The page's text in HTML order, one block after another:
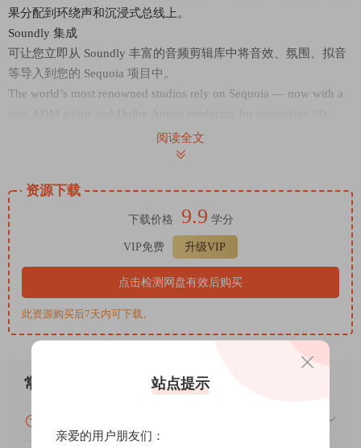
果分配到环绕声和沉浸式总线上。
Soundly 集成
可让您立即从 Soundly 丰富的音频剪辑库中将音效、氛围、拟音
等导入到您的 Sequoia 项目中。
The world’s most renowned studios rely on Sequoia — now with a
audio productions. Broadcasters and top sound engineers trust its
reliability, intuitive workflow, and flexible integration in the studio
New for 2026
New Video Engine
GPU-accelerated video engine provides smoother playback, better
performance, and support for popular codecs (AVC, HEVC & AV1).
Performance & Stability Improvements
Delivers numerous workflow refinements that support stability,
precision, and flexibility.
Native Apple ProRes Support
Adds support for ProRes, one of the most popular codecs for post-
production workflows.
Enables remote operation of Sequoia through broadcast consoles,
StreamDecks, or any OSC-based app.
阅读全文
资源下载
下载价格 9.9 学分
VIP免费 升级VIP
点击检测网盘有效后购买
此资源购买后7天内可下载。
常见问题 站点提示
亲爱的用户朋友们：